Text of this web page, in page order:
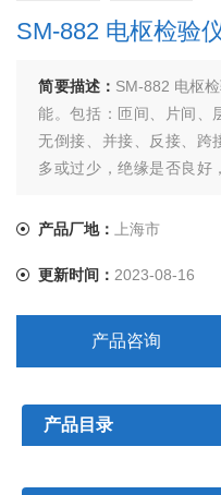
SM-882 电枢检验
简要描述： SM-882 电枢
能。包括：匝间、片间、
无倒接、并接、反接、跨
多或过少，绝缘是否良好
产品厂地：上海市
更新时间：2023-08-16
产品咨询
产品目录